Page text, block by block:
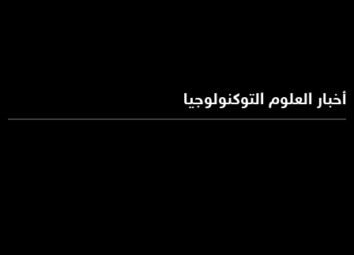
أخبار العلوم التوكنولوجيا